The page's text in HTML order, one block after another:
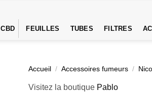
CBD FEUILLES TUBES FILTRES
Accueil / Accessoires fumeurs /
Visitez la boutique Pablo